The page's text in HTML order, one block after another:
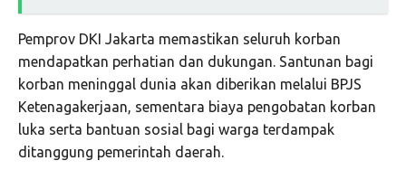
Pemprov DKI Jakarta memastikan seluruh korban
mendapatkan perhatian dan dukungan. Santunan bagi
korban meninggal dunia akan diberikan melalui BPJS
Ketenagakerjaan, sementara biaya pengobatan korban
luka serta bantuan sosial bagi warga terdampak
ditanggung pemerintah daerah.